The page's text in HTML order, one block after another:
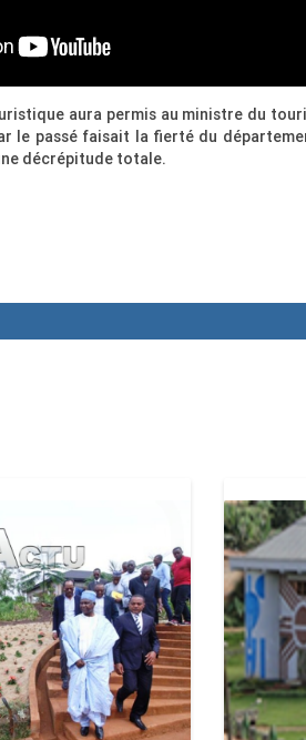
aura permis au ministre du
le passé faisait la fierté du
décrépitude totale.